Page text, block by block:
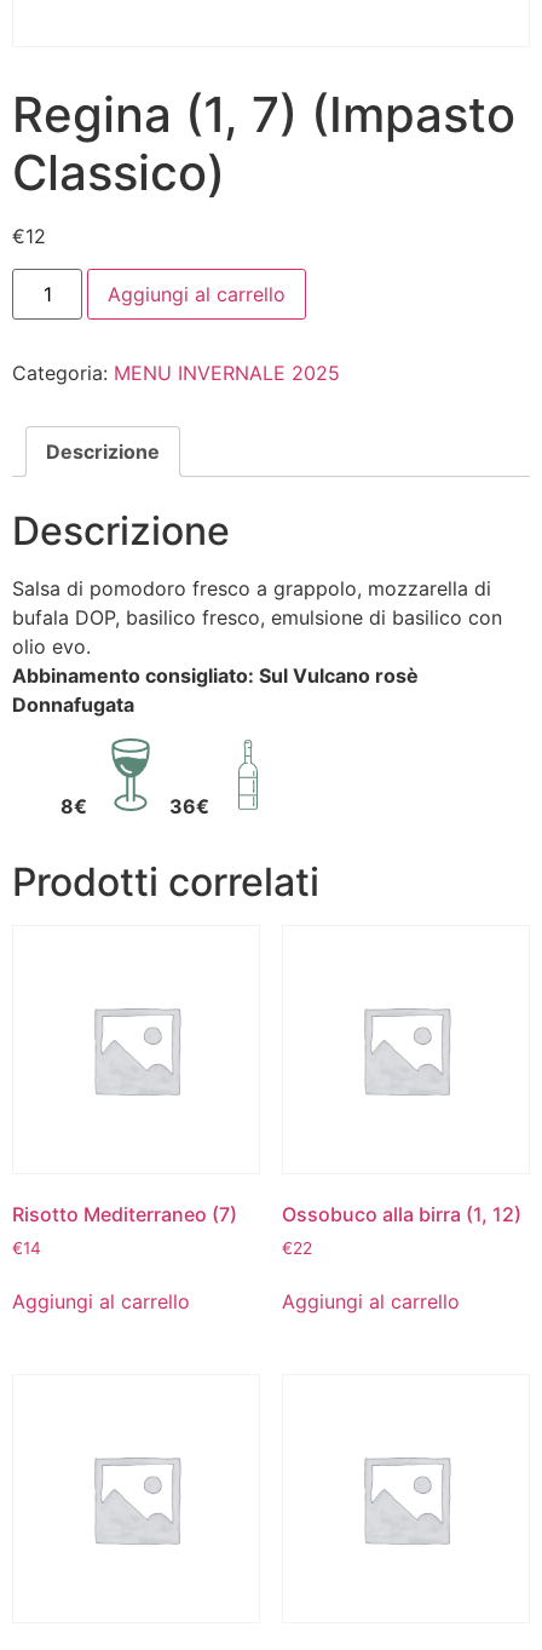
Regina (1, 7) (Impasto
Classico)
€12
Aggiungi al carrello
Categoria: MENU INVERNALE 2025
Descrizione
Descrizione
Salsa di pomodoro fresco a grappolo, mozzarella di
bufala DOP, basilico fresco, emulsione di basilico con
olio evo.
Abbinamento consigliato: Sul Vulcano rosè
Donnafugata
8€ 36€
Prodotti correlati
Risotto Mediterraneo (7)
€14
Aggiungi al carrello
Ossobuco alla birra (1, 12)
€22
Aggiungi al carrello